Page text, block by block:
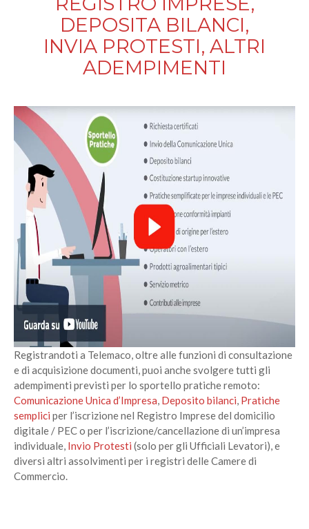
DEPOSITA BILANCI,
INVIA PROTESTI, ALTRI
ADEMPIMENTI
Registrandoti a Telemaco, oltre alle funzioni di consultazione
e di acquisizione documenti, puoi anche svolgere tutti gli
adempimenti previsti per lo sportello pratiche remoto:
Comunicazione Unica d’Impresa, Deposito bilanci, Pratiche
semplici per l’iscrizione nel Registro Imprese del domicilio
digitale / PEC o per l’iscrizione/cancellazione di un’impresa
individuale, Invio Protesti (solo per gli Ufficiali Levatori), e
diversi altri assolvimenti per i registri delle Camere di
Commercio.